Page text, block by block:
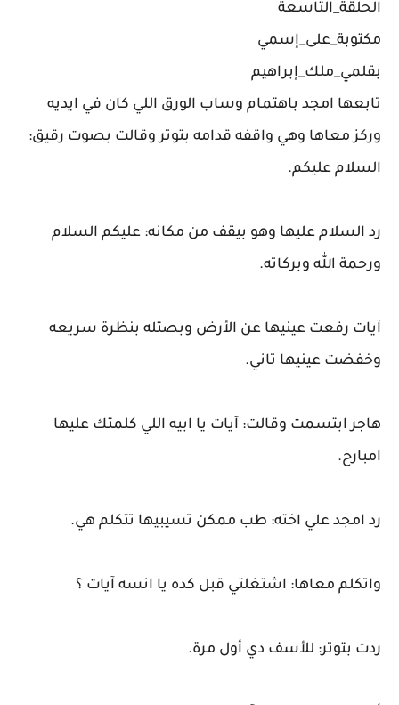
الحلقة_التاسعة
مكتوبة_على_إسمي
بقلمي_ملك_إبراهيم
تابعها امجد باهتمام وساب الورق اللي كان في ايديه
وركز معاها وهي واقفه قدامه بتوتر وقالت بصوت رقيق:
السلام عليكم.
رد السلام عليها وهو بيقف من مكانه: عليكم السلام
ورحمة الله وبركاته.
آيات رفعت عينيها عن الأرض وبصتله بنظرة سريعه
وخفضت عينيها تاني.
هاجر ابتسمت وقالت: آيات يا ابيه اللي كلمتك عليها
امبارح.
رد امجد علي اخته: طب ممكن تسيبيها تتكلم هي.
واتكلم معاها: اشتغلتي قبل كده يا انسه آيات ؟
ردت بتوتر: للأسف دي أول مرة.